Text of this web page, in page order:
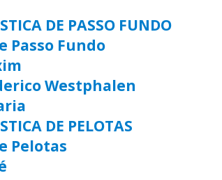
DE PASSO FUNDO
Passo Fundo
Westphalen
DE PELOTAS
Pelotas